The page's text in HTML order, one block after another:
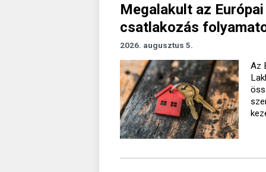
Megalakult az
csatlakozás
2026. augusztus 5.
Az